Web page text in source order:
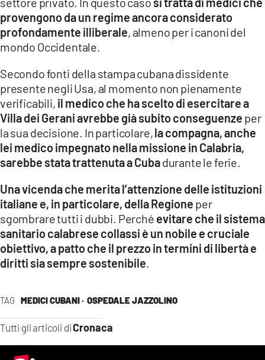
TAG MEDICI CUBANI · OSPEDALE JAZZOLINO
Tutti gli articoli diCronaca
provengono da un regime ancora considerato
profondamente illiberale, almeno per i canoni del
mondo Occidentale.
Secondo fonti della stampa cubana dissidente
presente negli Usa, al momento non pienamente
verificabili, il medico che ha scelto di esercitare a
Villa dei Gerani avrebbe già subito conseguenze per
la sua decisione. In particolare,la compagna, anche
lei medico impegnato nella missione in Calabria,
sarebbe stata trattenuta a Cubadurante le ferie.
Una vicenda che merita l’attenzione delle istituzioni
italiane e, in particolare, della Regione per
sgombrare tutti i dubbi. Perché evitare che il sistema
sanitario calabrese collassi è un nobile e cruciale
obiettivo, a patto che il prezzo in termini di libertà e
diritti sia sempre sostenibile